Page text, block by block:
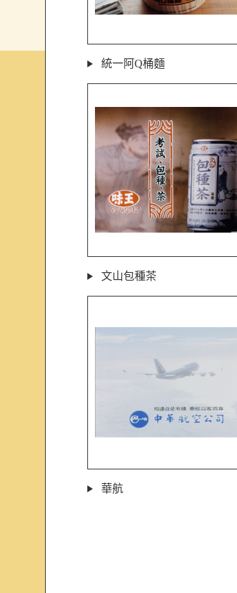
統一阿Q桶麵
文山包種茶
華航